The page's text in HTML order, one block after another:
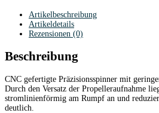
Artikelbeschreibung
Artikeldetails
Rezensionen (0)
Beschreibung
CNC gefertigte Präzisionsspinner mit
Durch den Versatz der Propelleraufnahme
stromlinienförmig am Rumpf an und
deutlich.